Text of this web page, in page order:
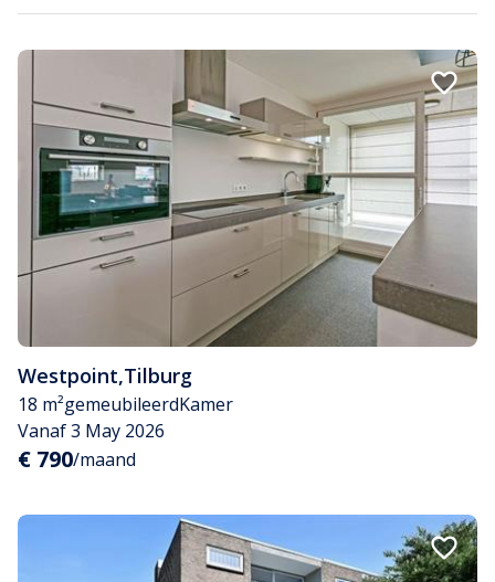
Westpoint,Tilburg
18 m²gemeubileerdKamer
Vanaf 3 May 2026
€ 790/maand